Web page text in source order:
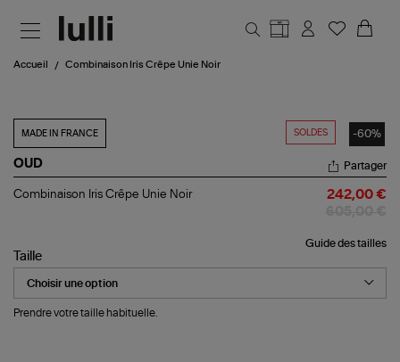
Accueil Combinaison Iris Crêpe Unie Noir
SOLDES -60%
MADE IN FRANCE
OUD
Combinaison
Noir
Partager
Combinaison Iris Crêpe Unie Noir 242,00 €
Guide des tailles
Taille
Prendre votre taille habituelle.